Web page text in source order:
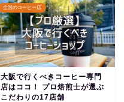
全国のコーヒー店
大阪で行くべきコーヒー専門
店はココ！ プロ焙煎士が選ぶ
こだわりの17店舗